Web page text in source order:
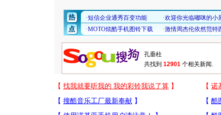
共找到 12901 个相关新闻.